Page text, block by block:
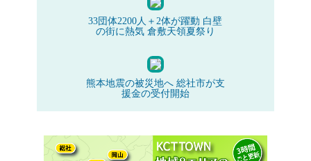
33団体2200人＋2体が躍動 白壁
の街に熱気 倉敷天領夏祭り
熊本地震の被災地へ 総社市が支
援金の受付開始